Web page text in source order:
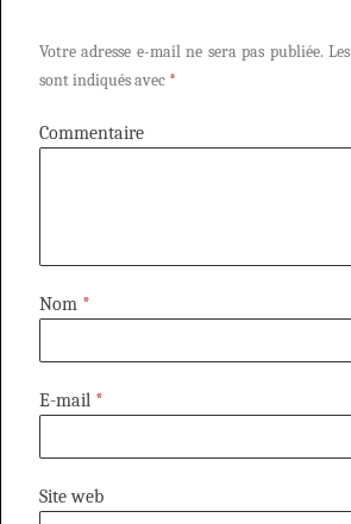
Votre adresse e-mail ne sera pas publiée.
sont indiqués avec *
Commentaire
Nom *
E-mail *
Site web